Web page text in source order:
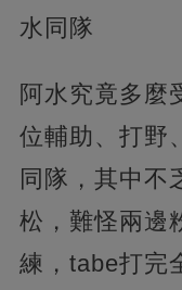
水同隊
阿水究竟多麼
位輔助、打野
同隊，其中不
松，難怪兩邊
練，tabe打完